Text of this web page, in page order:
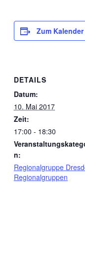
Zum
DETAILS
Datum:
10. Mai 2017
Zeit:
17:00 - 18:30
n:
Regionalgruppe
Regionalgruppen